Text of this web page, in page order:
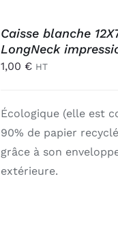
Caisse blanche
LongNeck
1,00 € HT
Écologique (elle est
90% de papier
grâce à son
extérieure.